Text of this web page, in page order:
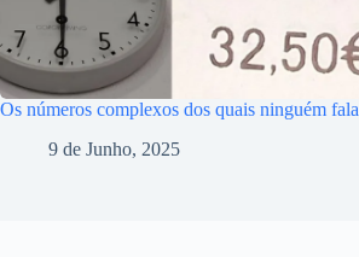
Os números complexos dos quais ninguém fala
9 de Junho, 2025